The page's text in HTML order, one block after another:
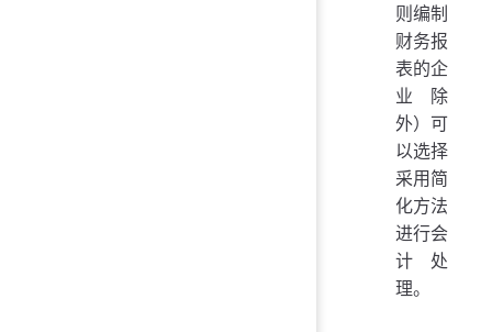
则编制
财务报
表的企
业除
外）可
以选择
采用简
化方法
进行会
计处
理。